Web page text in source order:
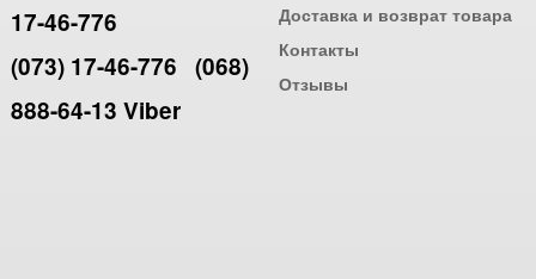
17-46-776
(073) 17-46-776 (068)
888-64-13 Viber
Доставка и возврат товара
Контакты
Отзывы